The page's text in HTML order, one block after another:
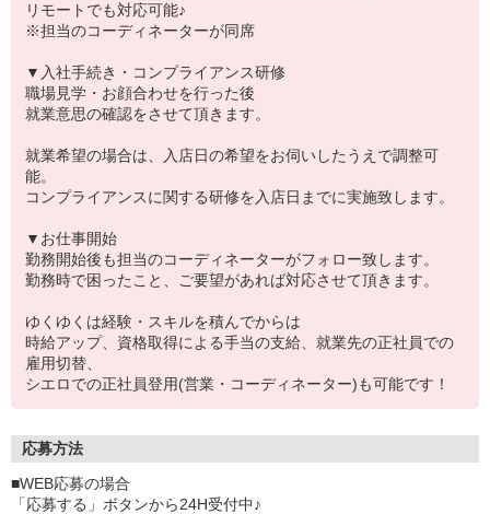
リモートでも対応可能♪
※担当のコーディネーターが同席
▼入社手続き・コンプライアンス研修
職場見学・お顔合わせを行った後
就業意思の確認をさせて頂きます。
就業希望の場合は、入店日の希望をお伺いしたうえで調整可
能。
コンプライアンスに関する研修を入店日までに実施致します。
▼お仕事開始
勤務開始後も担当のコーディネーターがフォロー致します。
勤務時で困ったこと、ご要望があれば対応させて頂きます。
ゆくゆくは経験・スキルを積んでからは
時給アップ、資格取得による手当の支給、就業先の正社員での
雇用切替、
シエロでの正社員登用(営業・コーディネーター)も可能です！
応募方法
■WEB応募の場合
「応募する」ボタンから24H受付中♪